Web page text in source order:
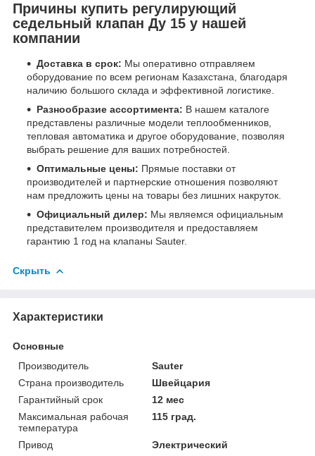
Причины купить регулирующий
седельный клапан Ду 15 у нашей
компании
Доставка в срок: Мы оперативно отправляем
оборудование по всем регионам Казахстана, благодаря
наличию большого склада и эффективной логистике.
Разнообразие ассортимента: В нашем каталоге
представлены различные модели теплообменников,
тепловая автоматика и другое оборудование, позволяя
выбрать решение для ваших потребностей.
Оптимальные цены: Прямые поставки от
производителей и партнерские отношения позволяют
нам предложить цены на товары без лишних накруток.
Официальный дилер: Мы являемся официальным
представителем производителя и предоставляем
гарантию 1 год на клапаны Sauter.
Скрыть
Характеристики
Основные
Производитель
Sauter
Страна производитель
Швейцария
Гарантийный срок
12 мес
Максимальная рабочая
температура
115 град.
Привод
Электрический